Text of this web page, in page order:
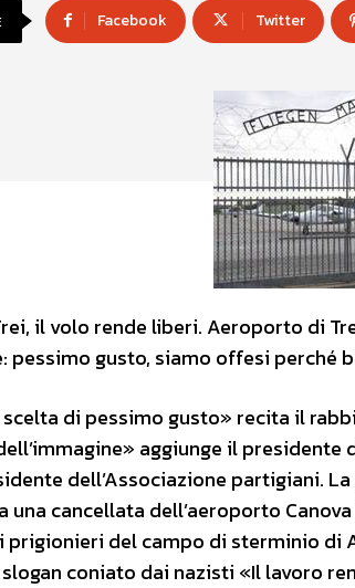
Facebook Twitter
il volo rende liberi. Aeroporto di
pessimo gusto, siamo offesi perché
scelta di pessimo gusto» recita il
aggiunge il presidente
dell’Associazione partigiani.
una cancellata dell’aeroporto
prigionieri del campo di sterminio di
coniato dai nazisti «Il lavoro